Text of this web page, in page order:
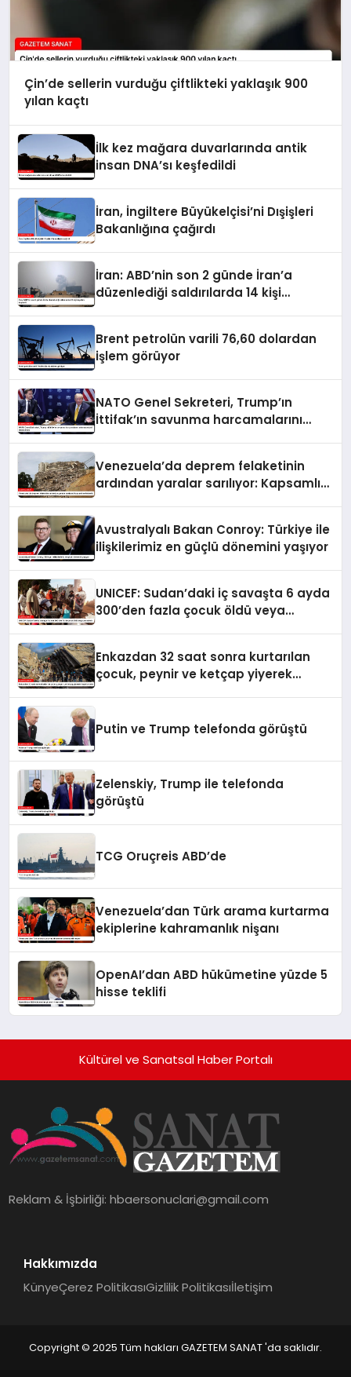
Çin’de sellerin vurduğu çiftlikteki yaklaşık 900
yılan kaçtı
İlk kez mağara duvarlarında antik
insan DNA’sı keşfedildi
İran, İngiltere Büyükelçisi’ni Dışişleri
Bakanlığına çağırdı
İran: ABD’nin son 2 günde İran’a
düzenlediği saldırılarda 14 kişi
Brent petrolün varili 76,60 dolardan
işlem görüyor
NATO Genel Sekreteri, Trump’ın
İttifak’ın savunma harcamalarını
Venezuela’da deprem felaketinin
ardından yaralar sarılıyor: Kapsamlı
Avustralyalı Bakan Conroy: Türkiye ile
ilişkilerimiz en güçlü dönemini yaşıyor
UNICEF: Sudan’daki iç savaşta 6 ayda
300’den fazla çocuk öldü veya
Enkazdan 32 saat sonra kurtarılan
çocuk, peynir ve ketçap yiyerek
Putin ve Trump telefonda görüştü
Zelenskiy, Trump ile telefonda
görüştü
TCG Oruçreis ABD’de
Venezuela’dan Türk arama kurtarma
ekiplerine kahramanlık nişanı
OpenAI’dan ABD hükümetine yüzde 5
hisse teklifi
Kültürel ve Sanatsal Haber Portalı
Reklam & İşbirliği:hbaersonuclari@gmail.com
Hakkımızda
KünyeÇerez PolitikasıGizlilik Politikasıİletişim
Copyright © 2025 Tüm hakları GAZETEM SANAT 'da saklıdır.